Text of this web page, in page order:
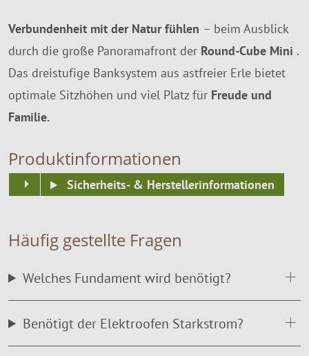
Verbundenheit mit der Natur fühlen – beim Ausblick
durch die große Panoramafront der Round-Cube Mini .
Das dreistufige Banksystem aus astfreier Erle bietet
optimale Sitzhöhen und viel Platz für Freude und
Familie.
Produktinformationen
Sicherheits- & Herstellerinformationen
Häufig gestellte Fragen
Welches Fundament wird benötigt?
Benötigt der Elektroofen Starkstrom?